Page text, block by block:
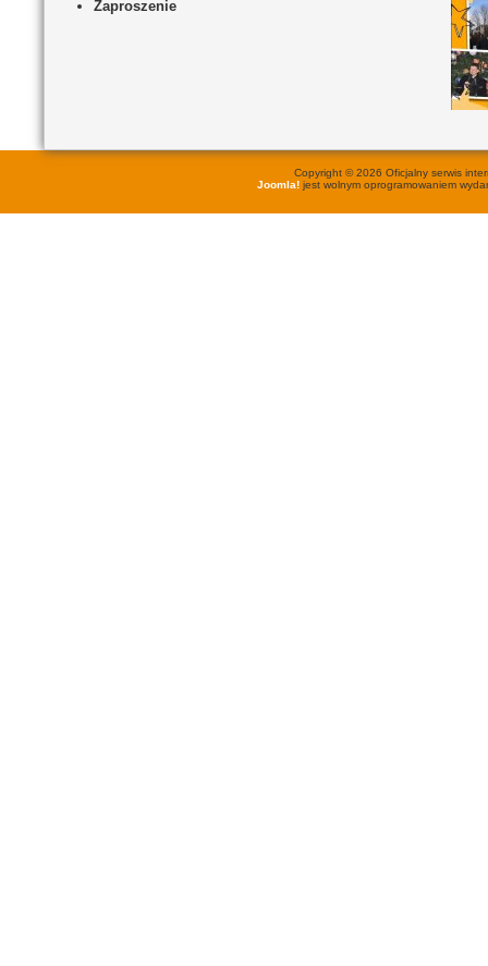
Zaproszenie
Copyright © 2026 Oficjalny serwis
Joomla!jest wolnym oprogramowaniem